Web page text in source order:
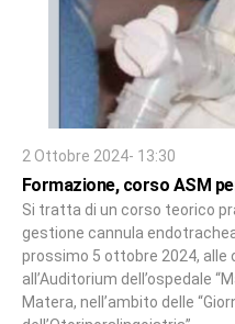
2 Ottobre 2024- 13:30
Formazione, corso ASM
Si tratta di un corso teorico
gestione cannula
prossimo 5 ottobre 2024, alle
all’Auditorium dell’ospedale
Matera, nell’ambito delle